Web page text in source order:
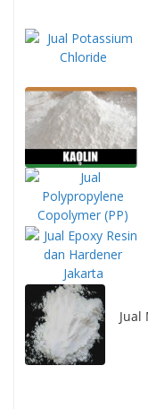
Jual